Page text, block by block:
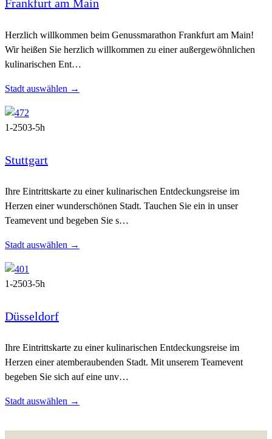
Frankfurt am Main
Herzlich willkommen beim Genussmarathon Frankfurt am Main!
Wir heißen Sie herzlich willkommen zu einer außergewöhnlichen
kulinarischen Ent…
Stadt auswählen →
1-2503-5h
Stuttgart
Ihre Eintrittskarte zu einer kulinarischen Entdeckungsreise im
Herzen einer wunderschönen Stadt. Tauchen Sie ein in unser
Teamevent und begeben Sie s…
Stadt auswählen →
1-2503-5h
Düsseldorf
Ihre Eintrittskarte zu einer kulinarischen Entdeckungsreise im
Herzen einer atemberaubenden Stadt. Mit unserem Teamevent
begeben Sie sich auf eine unv…
Stadt auswählen →